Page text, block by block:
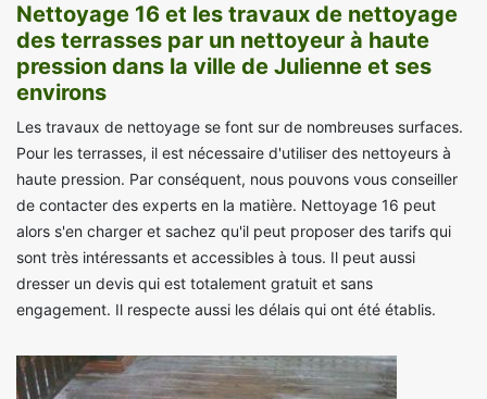
Nettoyage 16 et les travaux de nettoyage
des terrasses par un nettoyeur à haute
pression dans la ville de Julienne et ses
environs
Les travaux de nettoyage se font sur de nombreuses surfaces.
Pour les terrasses, il est nécessaire d'utiliser des nettoyeurs à
haute pression. Par conséquent, nous pouvons vous conseiller
de contacter des experts en la matière. Nettoyage 16 peut
alors s'en charger et sachez qu'il peut proposer des tarifs qui
sont très intéressants et accessibles à tous. Il peut aussi
dresser un devis qui est totalement gratuit et sans
engagement. Il respecte aussi les délais qui ont été établis.